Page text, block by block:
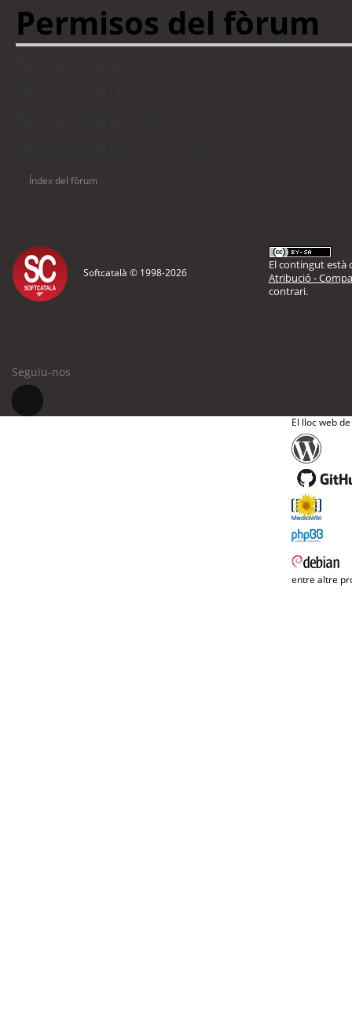
Permisos del fòrum
Índex del fòrum
Softcatalà © 1998-2026
El contingut està
Atribució -
contrari.
Seguiu-nos
El lloc web
entre altre